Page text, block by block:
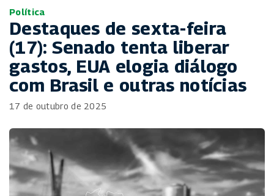
Política
Destaques de sexta-feira
(17): Senado tenta liberar
gastos, EUA elogia diálogo
com Brasil e outras notícias
17 de outubro de 2025